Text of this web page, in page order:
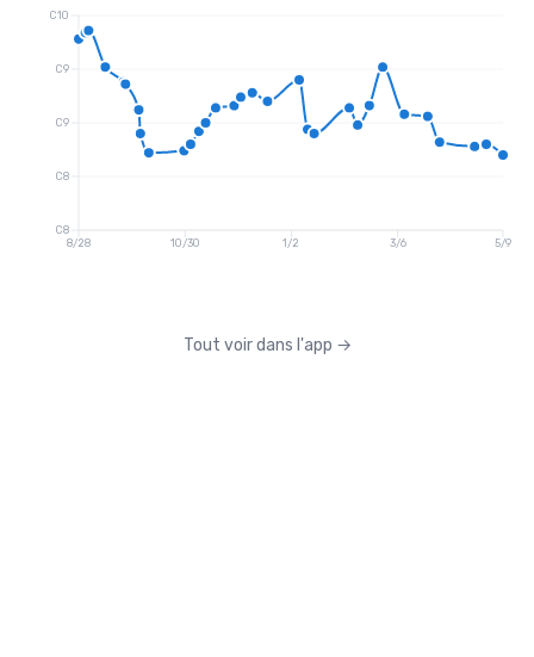
8/28 10/30 1/2 3/6 5/9
C8
C8
C9
C9
C10
Tout voir dans l'app →